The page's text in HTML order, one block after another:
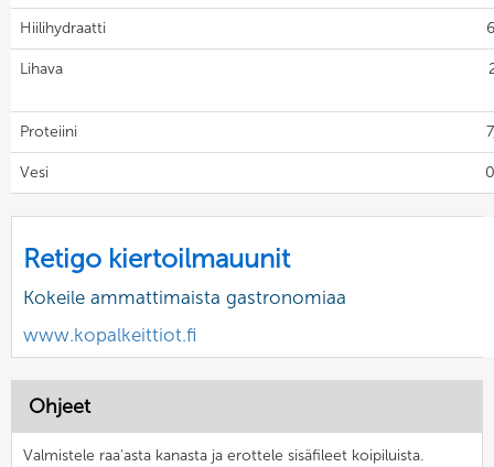
Hiilihydraatti
Lihava
Proteiini
Vesi
Retigo kiertoilmauunit
Kokeile ammattimaista gastronomiaa
www.kopalkeittiot.fi
Ohjeet
Valmistele raa'asta kanasta ja erottele sisäfileet koipiluista.